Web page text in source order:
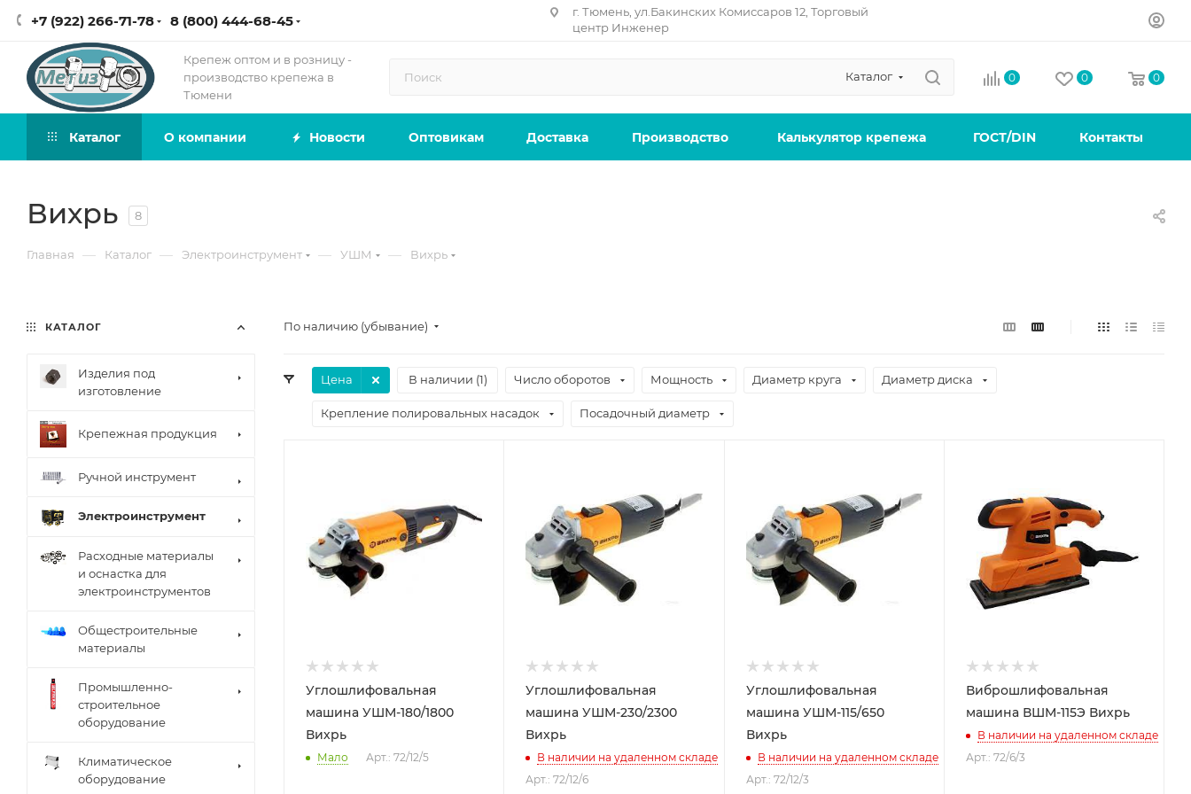
+7 (922) 266-71-78 8 (800) 444-68-45
г. Тюмень, ул.Бакинских Комиссаров 12, Торговый
центр Инженер
Крепеж оптом и в розницу -
производство крепежа в
Тюмени
Каталог 0 0 0
Каталог О компании Новости Оптовикам Доставка Производство Калькулятор крепежа ГОСТ/DIN Контакты
Вихрь 8
Главная — Каталог — Электроинструмент — УШМ — Вихрь
По наличию (убывание)
Цена В наличии (1) Число оборотов Мощность Диаметр круга Диаметр диска
Крепление полировальных насадок Посадочный диаметр
Углошлифовальная
машина УШМ-180/1800
Вихрь
Мало Арт.: 72/12/5
Углошлифовальная
машина УШМ-230/2300
Вихрь
В наличии на удаленном складе
Арт.: 72/12/6
Углошлифовальная
машина УШМ-115/650
Вихрь
В наличии на удаленном складе
Арт.: 72/12/3
Виброшлифовальная
машина ВШМ-115Э Вихрь
В наличии на удаленном складе
Арт.: 72/6/3
КАТАЛОГ
Изделия под
изготовление
Крепежная продукция
Ручной инструмент
Электроинструмент
Расходные материалы
и оснастка для
электроинструментов
Общестроительные
материалы
Промышленно-
строительное
оборудование
Климатическое
оборудование